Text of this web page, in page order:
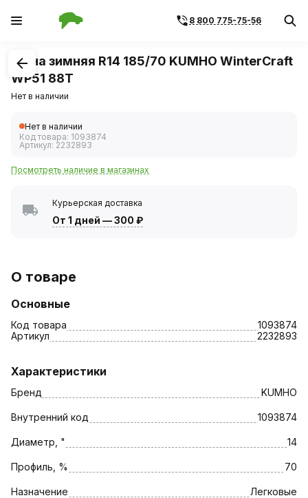
8 800 775-75-56
1/1
Шина зимняя R14 185/70 KUMHO WinterCraft
WP51 88T
Нет в наличии
Нет в наличии
Код товара: 1093874
Артикул: 2232893
Посмотреть наличие в магазинах
Курьерская доставка
От 1 дней —300 ₽
О товаре
Основные
Код товара
1093874
Артикул
2232893
Характеристики
Бренд KUMHO
Внутренний код 1093874
Диаметр, " 14
Профиль, % 70
Назначение Легковые